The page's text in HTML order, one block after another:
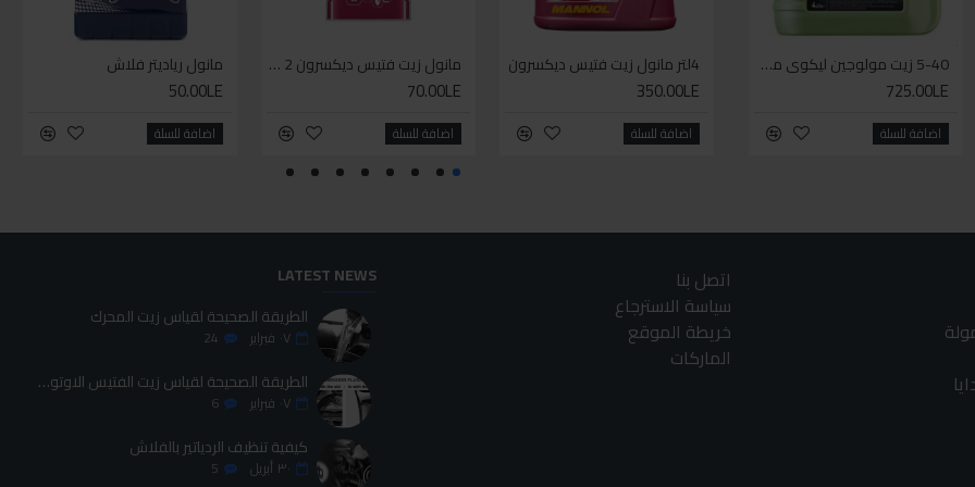
5-40 زيت مولوجين ليكوي مولي اخضر
725.00LE
اضافة للسلة
WD-40 مذلل الصدأ 330مل
140.00LE
اضافة للسلة
WD-40 مذلل صدأ 200 مل
95.00LE
اضافة للسلة
إيزي إكسترا باور لوب
425.00LE
اضافة للسلة
4لتر مانول زيت فتيس ديكسرون
350.00LE
اضافة للسلة
مانول زيت فتيس ديكسرون 2 لتر واحد
70.00LE
اضافة للسلة
مانول رياديتر فلاش
50.00LE
اضافة للسلة
اتصل بنا
سياسة الاسترجاع
خريطة الموقع
الماركات
LATEST NEWS
الطريقة الصحيحة لقياس زيت المحرك
٠٧ فبراير 24
الطريقة الصحيحة لقياس زيت الفتيس الاوتوماتيك
٠٧ فبراير 6
كيفية تنظيف الردياتير بالفلاش
٣٠ أبريل 5